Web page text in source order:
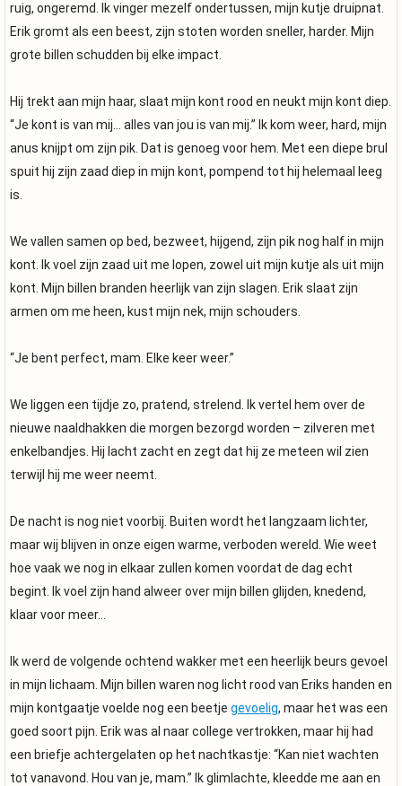
ruig, ongeremd. Ik vinger mezelf ondertussen, mijn kutje druipnat.
Erik gromt als een beest, zijn stoten worden sneller, harder. Mijn
grote billen schudden bij elke impact.
Hij trekt aan mijn haar, slaat mijn kont rood en neukt mijn kont diep.
“Je kont is van mij… alles van jou is van mij.” Ik kom weer, hard, mijn
anus knijpt om zijn pik. Dat is genoeg voor hem. Met een diepe brul
spuit hij zijn zaad diep in mijn kont, pompend tot hij helemaal leeg
is.
We vallen samen op bed, bezweet, hijgend, zijn pik nog half in mijn
kont. Ik voel zijn zaad uit me lopen, zowel uit mijn kutje als uit mijn
kont. Mijn billen branden heerlijk van zijn slagen. Erik slaat zijn
armen om me heen, kust mijn nek, mijn schouders.
“Je bent perfect, mam. Elke keer weer.”
We liggen een tijdje zo, pratend, strelend. Ik vertel hem over de
nieuwe naaldhakken die morgen bezorgd worden – zilveren met
enkelbandjes. Hij lacht zacht en zegt dat hij ze meteen wil zien
terwijl hij me weer neemt.
De nacht is nog niet voorbij. Buiten wordt het langzaam lichter,
maar wij blijven in onze eigen warme, verboden wereld. Wie weet
hoe vaak we nog in elkaar zullen komen voordat de dag echt
begint. Ik voel zijn hand alweer over mijn billen glijden, knedend,
klaar voor meer…
Ik werd de volgende ochtend wakker met een heerlijk beurs gevoel
in mijn lichaam. Mijn billen waren nog licht rood van Eriks handen en
mijn kontgaatje voelde nog een beetje gevoelig, maar het was een
goed soort pijn. Erik was al naar college vertrokken, maar hij had
een briefje achtergelaten op het nachtkastje: “Kan niet wachten
tot vanavond. Hou van je, mam.” Ik glimlachte, kleedde me aan en